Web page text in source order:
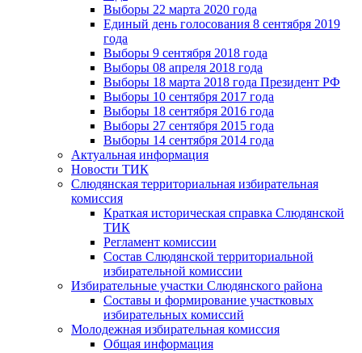
Выборы 22 марта 2020 года
Единый день голосования 8 сентября 2019
года
Выборы 9 сентября 2018 года
Выборы 08 апреля 2018 года
Выборы 18 марта 2018 года Президент РФ
Выборы 10 сентября 2017 года
Выборы 18 сентября 2016 года
Выборы 27 сентября 2015 года
Выборы 14 сентября 2014 года
Актуальная информация
Новости ТИК
Слюдянская территориальная избирательная
комиссия
Краткая историческая справка Слюдянской
ТИК
Регламент комиссии
Состав Слюдянской территориальной
избирательной комиссии
Избирательные участки Слюдянского района
Составы и формирование участковых
избирательных комиссий
Молодежная избирательная комиссия
Общая информация